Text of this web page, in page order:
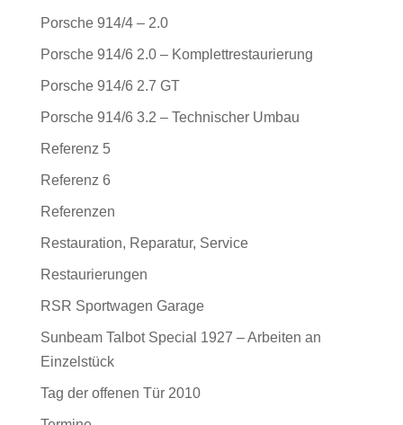
Porsche 914/4 – 2.0
Porsche 914/6 2.0 – Komplettrestaurierung
Porsche 914/6 2.7 GT
Porsche 914/6 3.2 – Technischer Umbau
Referenz 5
Referenz 6
Referenzen
Restauration, Reparatur, Service
Restaurierungen
RSR Sportwagen Garage
Sunbeam Talbot Special 1927 – Arbeiten an
Einzelstück
Tag der offenen Tür 2010